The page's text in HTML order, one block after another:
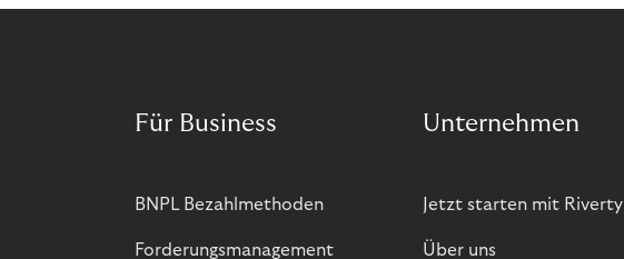
Für Business
BNPL Bezahlmethoden
Forderungsmanagement
Unternehmen
Jetzt starten mit Riverty
Über uns